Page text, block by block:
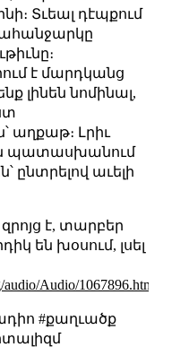
Տւեալ դէպքում
է մարդկանց
լինեն նոմինալ,
աղքաթ։ Լրիւ
պատասխանում
ընտրելով աւելի
է, տարբեր
են խօսում, լսել
Audio/1067896.html
#քաղւածք